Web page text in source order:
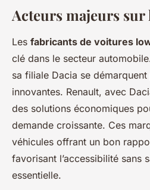
Acteurs majeurs sur
Les fabricants de voitures
clé dans le secteur
sa filiale Dacia se
innovantes. Renault, avec
des solutions économiques
demande croissante. Ces
véhicules offrant un bon
favorisant l’accessibilité sans
essentielle.